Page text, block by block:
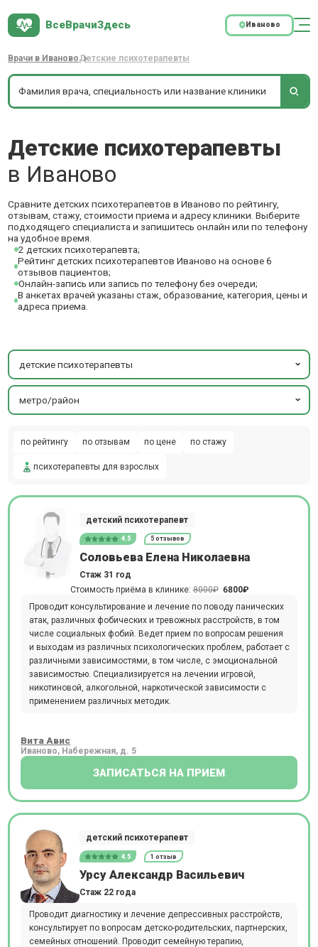
ВсеВрачиЗдесь Иваново
Врачи в ИвановоДетские психотерапевты
Детские психотерапевты
в Иваново
Сравните детских психотерапевтов в Иваново по рейтингу,
отзывам, стажу, стоимости приема и адресу клиники. Выберите
подходящего специалиста и запишитесь онлайн или по телефону
на удобное время.
2 детских психотерапевта;
Рейтинг детских психотерапевтов Иваново на основе 6
отзывов пациентов;
Онлайн-запись или запись по телефону без очереди;
В анкетах врачей указаны стаж, образование, категория, цены и
адреса приема.
детские психотерапевты
метро/район
по рейтингу по отзывам по цене по стажу
психотерапевты для взрослых
детский психотерапевт
4.5 5 отзывов
Соловьева Елена Николаевна
Стаж 31 год
Стоимость приёма в клинике:8000₽ 6800₽
Проводит консультирование и лечение по поводу панических
атак, различных фобических и тревожных расстройств, в том
числе социальных фобий. Ведет прием по вопросам решения
и выходам из различных психологических проблем, работает с
различными зависимостями, в том числе, с эмоциональной
зависимостью. Специализируется на лечении игровой,
никотиновой, алкогольной, наркотической зависимости с
применением различных методик.
Вита Авис
Иваново, Набережная, д. 5
ЗАПИСАТЬСЯ НА ПРИЕМ
детский психотерапевт
4.5 1 отзыв
Урсу Александр Васильевич
Стаж 22 года
Проводит диагностику и лечение депрессивных расстройств,
консультирует по вопросам детско-родительских, партнерских,
семейных отношений. Проводит семейную терапию,